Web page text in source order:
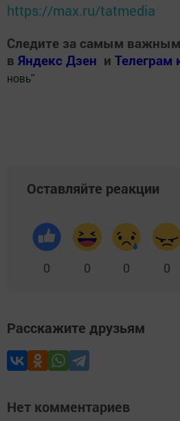
https://max.ru/tatmedia
Следите за самым
в Яндекс Дзен и Телеграм
новь"
Оставляйте реакции
0 0 0 0
Расскажите друзьям
Нет комментариев